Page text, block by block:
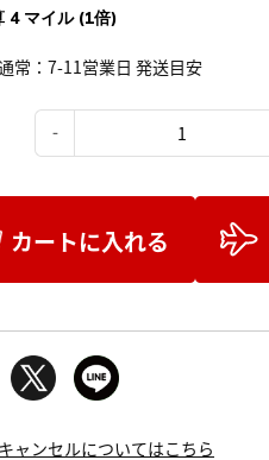
4 マイル (1倍)
常：7-11営業日 発送目安
カートに入れる
ャンセルについてはこちら